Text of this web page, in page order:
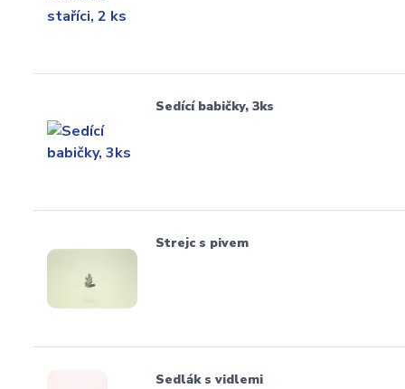
Sedící babičky, 3ks
Strejc s pivem
Sedlák s vidlemi